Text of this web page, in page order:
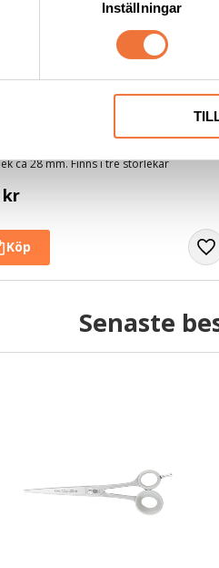
Inställningar
ca 28 mm. Finns i tre storlekar
kr
Senaste